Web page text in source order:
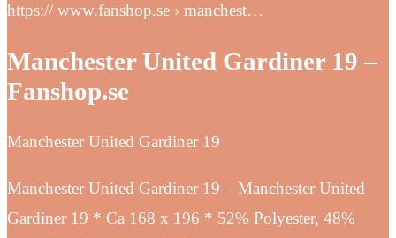
https:// www.fanshop.se › manchest…
Manchester United Gardiner 19 –
Fanshop.se
Manchester United Gardiner 19
Manchester United Gardiner 19 – Manchester United
Gardiner 19 * Ca 168 x 196 * 52% Polyester, 48%